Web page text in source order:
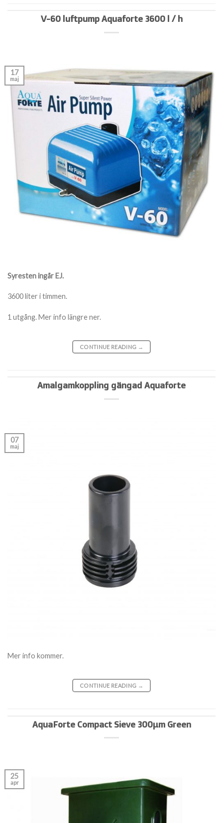
V-60 luftpump Aquaforte 3600 l / h
17
maj
Syresten ingår EJ.
3600 liter i timmen.
1 utgång. Mer info längre ner.
CONTINUE READING →
Amalgamkoppling gängad Aquaforte
07
maj
Mer info kommer.
CONTINUE READING →
AquaForte Compact Sieve 300µm Green
25
apr